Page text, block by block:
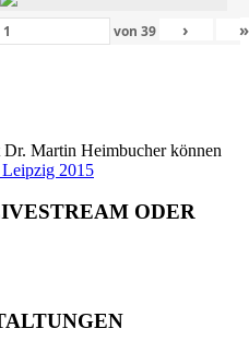
von 39 › »
Martin Heimbucher können
2015
ODER